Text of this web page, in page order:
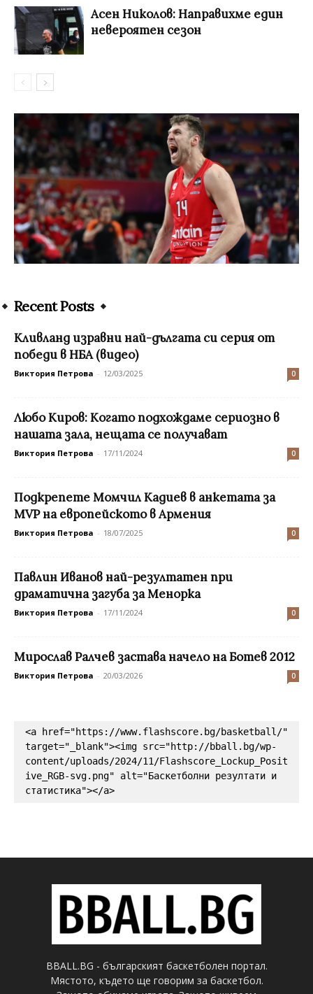
Асен Николов: Направихме един
невероятен сезон
Recent Posts
Кливланд изравни най-дългата си серия от
победи в НБА (видео)
Виктория Петрова - 12/03/2025 0
Любо Киров: Когато подхождаме сериозно в
нашата зала, нещата се получават
Виктория Петрова - 17/11/2024 0
Подкрепете Момчил Кадиев в анкетата за
MVP на европейското в Армения
Виктория Петрова - 18/07/2025 0
Павлин Иванов най-резултатен при
драматична загуба за Менорка
Виктория Петрова - 17/11/2024 0
Мирослав Ралчев застава начело на Ботев 2012
Виктория Петрова - 20/03/2026 0
<a href="https://www.flashscore.bg/basketball/"
target="_blank"><img src="http://bball.bg/wp-
content/uploads/2024/11/Flashscore_Lockup_Posit
ive_RGB-svg.png" alt="Баскетболни резултати и
статистика"></a>
BBALL.BG - българският баскетболен портал.
Мястото, където ще говорим за баскетбол.